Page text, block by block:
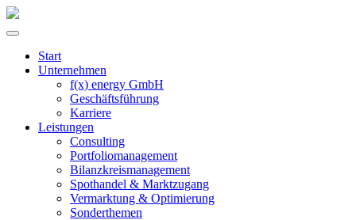
Start
Unternehmen
f(x) energy GmbH
Geschäftsführung
Karriere
Leistungen
Consulting
Portfolio­management
Bilanzkreis­management
Spothandel & Marktzugang
Vermarktung & Optimierung
Sonder­themen